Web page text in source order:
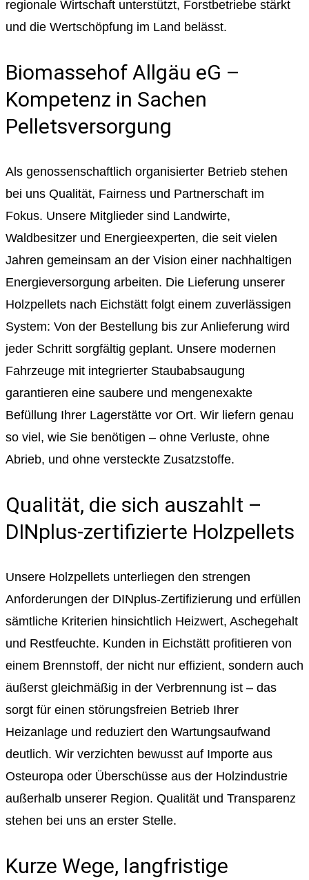
regionale Wirtschaft unterstützt, Forstbetriebe stärkt
und die Wertschöpfung im Land belässt.
Biomassehof Allgäu eG –
Kompetenz in Sachen
Pelletsversorgung
Als genossenschaftlich organisierter Betrieb stehen
bei uns Qualität, Fairness und Partnerschaft im
Fokus. Unsere Mitglieder sind Landwirte,
Waldbesitzer und Energieexperten, die seit vielen
Jahren gemeinsam an der Vision einer nachhaltigen
Energieversorgung arbeiten. Die Lieferung unserer
Holzpellets nach Eichstätt folgt einem zuverlässigen
System: Von der Bestellung bis zur Anlieferung wird
jeder Schritt sorgfältig geplant. Unsere modernen
Fahrzeuge mit integrierter Staubabsaugung
garantieren eine saubere und mengenexakte
Befüllung Ihrer Lagerstätte vor Ort. Wir liefern genau
so viel, wie Sie benötigen – ohne Verluste, ohne
Abrieb, und ohne versteckte Zusatzstoffe.
Qualität, die sich auszahlt –
DINplus-zertifizierte Holzpellets
Unsere Holzpellets unterliegen den strengen
Anforderungen der DINplus-Zertifizierung und erfüllen
sämtliche Kriterien hinsichtlich Heizwert, Aschegehalt
und Restfeuchte. Kunden in Eichstätt profitieren von
einem Brennstoff, der nicht nur effizient, sondern auch
äußerst gleichmäßig in der Verbrennung ist – das
sorgt für einen störungsfreien Betrieb Ihrer
Heizanlage und reduziert den Wartungsaufwand
deutlich. Wir verzichten bewusst auf Importe aus
Osteuropa oder Überschüsse aus der Holzindustrie
außerhalb unserer Region. Qualität und Transparenz
stehen bei uns an erster Stelle.
Kurze Wege, langfristige